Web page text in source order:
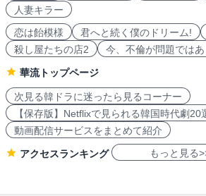
人妻キラー
恋は飴模様
君へと続く僕のドリーム!
殺し屋たちの店2
今、不倫が問題では
華流トップページ
次見る韓ドラに迷ったら見るコーナー
【保存版】Netflixで見られる韓国時代劇20
動画配信サービスをまとめて紹介
アクセスランキング もっと見る